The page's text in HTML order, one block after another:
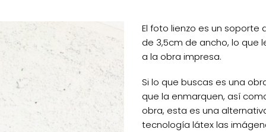
El foto lienzo es un soporte
de 3,5cm de ancho, lo que
a la obra impresa.
Si lo que buscas es una
que la enmarquen, así
obra, esta es una
tecnología látex las